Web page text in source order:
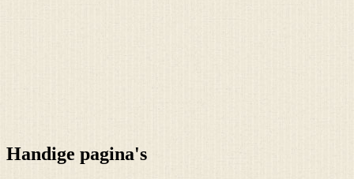
Handige pagina's